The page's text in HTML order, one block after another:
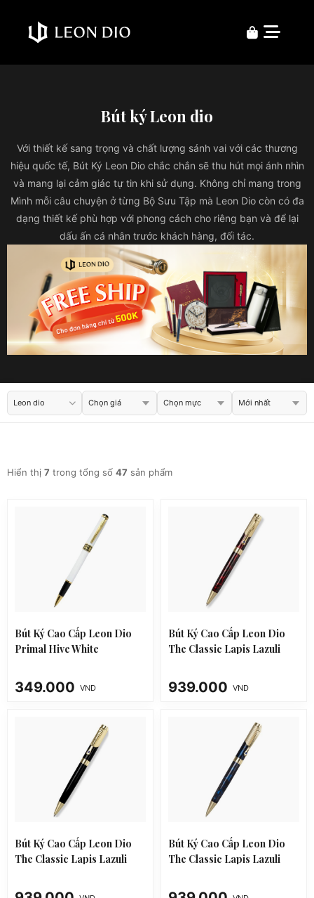
Bút ký Leon dio
Với thiết kế sang trọng và chất lượng sánh vai với các thương
hiệu quốc tế, Bút Ký Leon Dio chắc chắn sẽ thu hút mọi ánh nhìn
và mang lại cảm giác tự tin khi sử dụng. Không chỉ mang trong
Mình mỗi câu chuyện ở từng Bộ Sưu Tập mà Leon Dio còn có đa
dạng thiết kế phù hợp với phong cách cho riêng bạn và để lại
dấu ấn cá nhân trước khách hàng, đối tác.
Leon dio
Hiển thị 7 trong tổng số 47 sản phẩm
Bút Ký Cao Cấp Leon Dio
Primal Hive White
349.000 VND
Bút Ký Cao Cấp Leon Dio
The Classic Lapis Lazuli
939.000 VND
Bút Ký Cao Cấp Leon Dio
The Classic Lapis Lazuli
Bút Ký Cao Cấp Leon Dio
The Classic Lapis Lazuli